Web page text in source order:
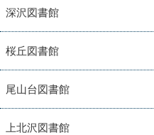
深沢図書館
桜丘図書館
尾山台図書館
上北沢図書館